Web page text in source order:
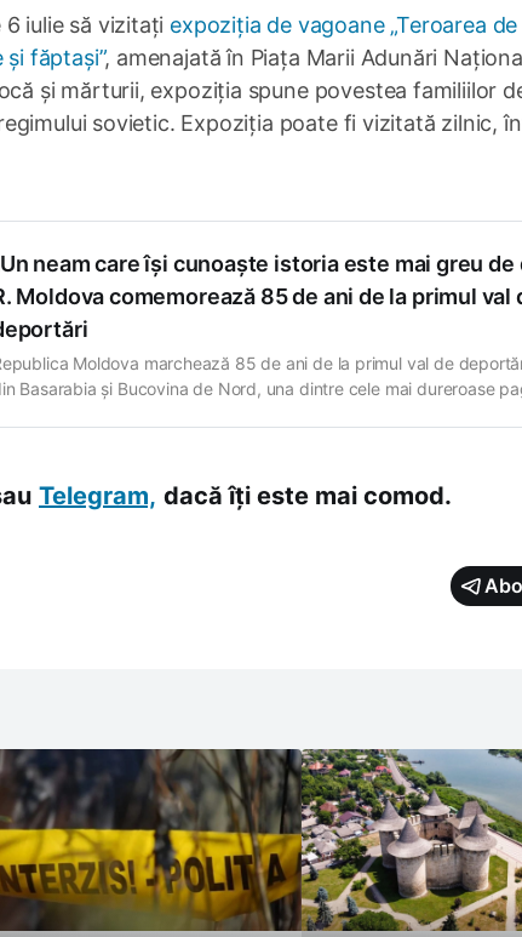
inițiativa vine după un
iulie să vizitați expoziția de vagoane „Teroarea
făptași”, amenajată în Piața Marii Adunări
și mărturii, expoziția spune povestea familiilor
sovietic. Expoziția poate fi vizitată zilnic,
neam care își cunoaște istoria este mai greu de
Moldova comemorează 85 de ani de la primul val
Moldova marchează 85 de ani de la primul val de
Basarabia și Bucovina de Nord, una dintre cele mai dureroase
Telegram, dacă îți este mai comod.